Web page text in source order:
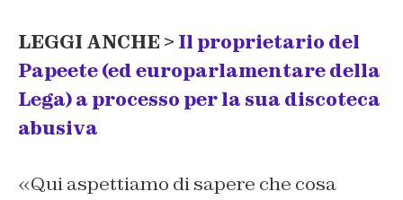
LEGGI ANCHE > Il proprietario del
Papeete (ed europarlamentare della
Lega) a processo per la sua discoteca
abusiva
«Qui aspettiamo di sapere che cosa